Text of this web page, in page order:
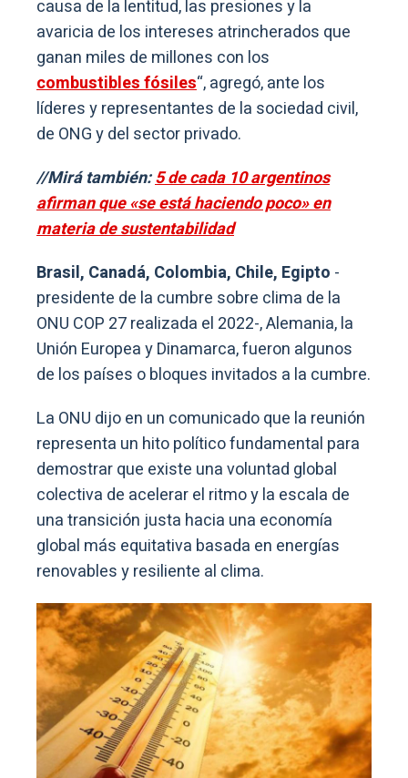
causa de la lentitud, las presiones y la
avaricia de los intereses atrincherados que
ganan miles de millones con los
combustibles fósiles“, agregó, ante los
líderes y representantes de la sociedad civil,
de ONG y del sector privado.
//Mirá también:5 de cada 10 argentinos
afirman que «se está haciendo poco» en
materia de sustentabilidad
Brasil, Canadá, Colombia, Chile, Egipto -
presidente de la cumbre sobre clima de la
ONU COP 27 realizada el 2022-, Alemania, la
Unión Europea y Dinamarca, fueron algunos
de los países o bloques invitados a la cumbre.
La ONU dijo en un comunicado que la reunión
representa un hito político fundamental para
demostrar que existe una voluntad global
colectiva de acelerar el ritmo y la escala de
una transición justa hacia una economía
global más equitativa basada en energías
renovables y resiliente al clima.